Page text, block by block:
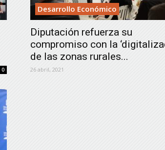
0
Desarrollo Económico
Diputación refuerza su
compromiso con la
de las zonas rurales...
26 abril, 2021